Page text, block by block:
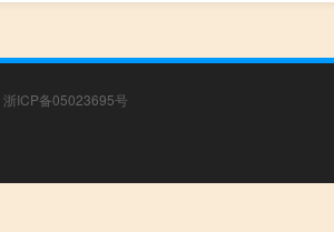
浙ICP备05023695号